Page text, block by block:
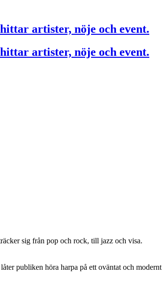
artister, nöje och event.
artister, nöje och event.
sig från pop och rock, till jazz och visa.
publiken höra harpa på ett oväntat och modernt